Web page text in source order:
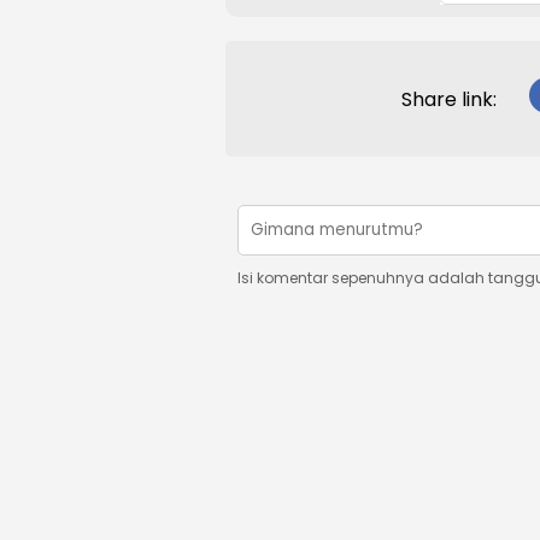
Share link:
Isi komentar sepenuhnya adalah